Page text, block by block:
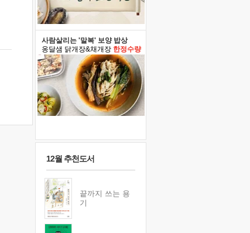
사람살리는 '말복' 보양 밥상
옹달샘 닭개장&채개장 한정수량
12월 추천도서
끝까지 쓰는 용
기